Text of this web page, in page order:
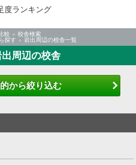
度ランキング
較
校舎検索
探す
岩出周辺の校舎一覧
出周辺の校舎
的から絞り込む